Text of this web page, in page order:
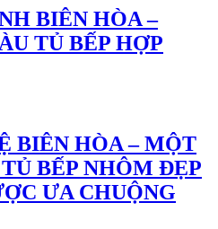
BIÊN HÒA –
TỦ BẾP HỢP
BIÊN HÒA – MỘT
BẾP NHÔM ĐẸP
ƯA CHUỘNG